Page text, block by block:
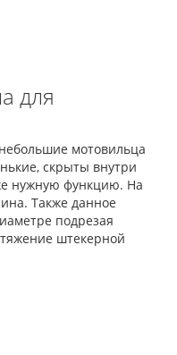
для
мотовильца
скрыты внутри
нужную функцию. На
Также данное
подрезая
штекерной